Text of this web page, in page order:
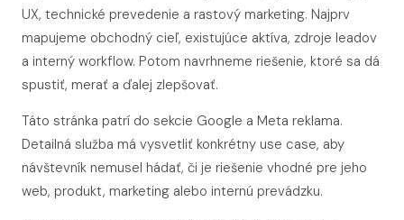
UX, technické prevedenie a rastový marketing. Najprv
mapujeme obchodný cieľ, existujúce aktíva, zdroje leadov
a interný workflow. Potom navrhneme riešenie, ktoré sa dá
spustiť, merať a ďalej zlepšovať.
Táto stránka patrí do sekcie Google a Meta reklama.
Detailná služba má vysvetliť konkrétny use case, aby
návštevník nemusel hádať, či je riešenie vhodné pre jeho
web, produkt, marketing alebo internú prevádzku.